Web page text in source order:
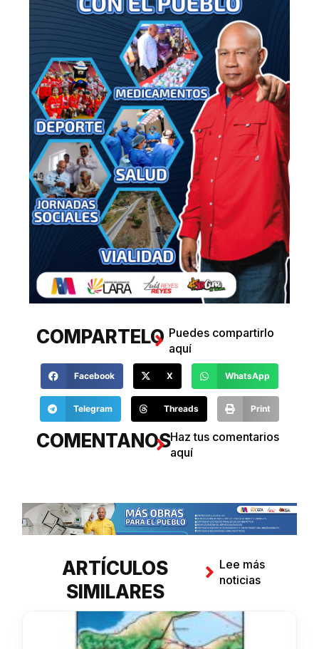
COMPARTELO Puedes compartirlo
aquí
Facebook X WhatsApp
Telegram Threads Print
COMENTANOSHaz tus comentarios
aquí
ARTÍCULOS
SIMILARES
Lee más
noticias